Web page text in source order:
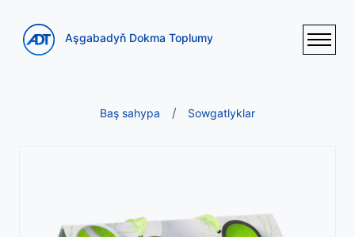
Aşgabadyň Dokma Toplumy
Baş sahypa Sowgatlyklar